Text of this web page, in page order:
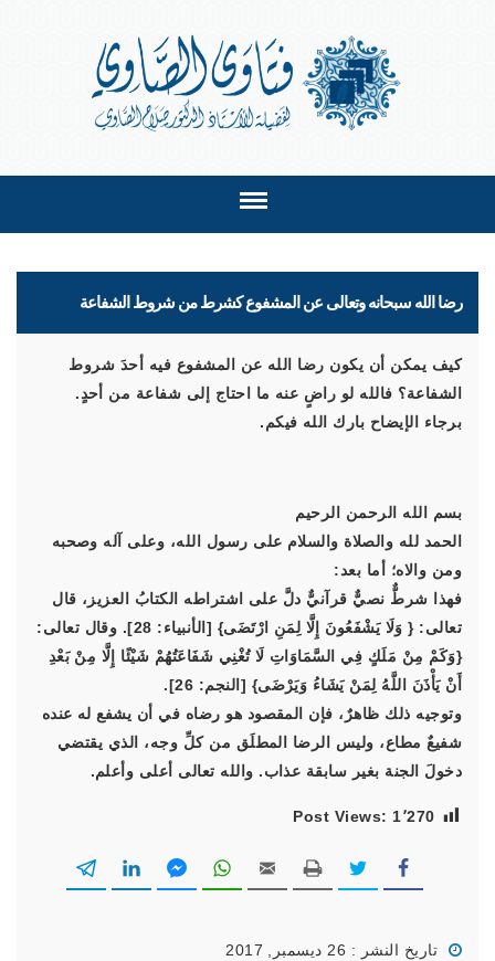
رضا الله سبحانه وتعالى عن المشفوع كشرط من شروط الشفاعة
كيف يمكن أن يكون رضا الله عن المشفوع فيه أحدَ شروط
الشفاعة؟ فالله لو راضٍ عنه ما احتاج إلى شفاعة من أحدٍ.
برجاء الإيضاح بارك الله فيكم.
بسم الله الرحمن الرحيم
الحمد لله والصلاة والسلام على رسول الله، وعلى آله وصحبه
ومن والاه؛ أما بعد:
فهذا شرطٌّ نصيٌّ قرآنيٌّ دلَّ على اشتراطه الكتابُ العزيز، قال
تعالى: { وَلَا يَشْفَعُونَ إِلَّا لِمَنِ ارْتَضَى} [الأنبياء: 28]. وقال تعالى:
{وَكَمْ مِنْ مَلَكٍ فِي السَّمَاوَاتِ لَا تُغْنِي شَفَاعَتُهُمْ شَيْئًا إِلَّا مِنْ بَعْدِ
أَنْ يَأْذَنَ اللَّهُ لِمَنْ يَشَاءُ وَيَرْضَى} [النجم: 26].
وتوجيه ذلك ظاهرٌ، فإن المقصود هو رضاه في أن يشفع له عنده
شفيعٌ مطاع، وليس الرضا المطلَق من كلِّ وجه، الذي يقتضي
دخولَ الجنة بغير سابقة عذاب. والله تعالى أعلى وأعلم.
Post Views: 1٬270
تاريخ النشر : 26 ديسمبر, 2017